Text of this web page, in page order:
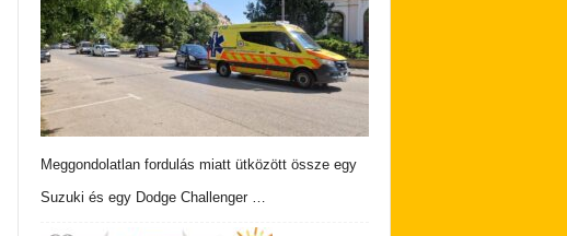
Meggondolatlan fordulás miatt ütközött össze egy
Suzuki és egy Dodge Challenger …